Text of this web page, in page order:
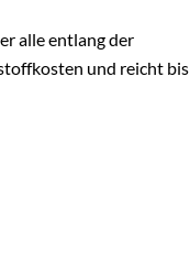
alle entlang der
und reicht bis